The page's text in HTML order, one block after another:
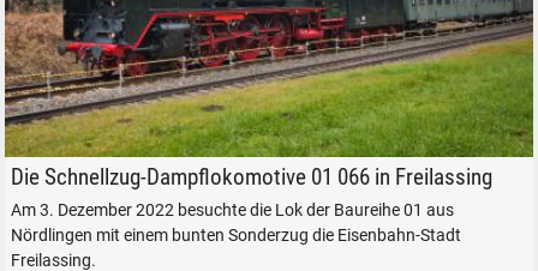
Die 01 verspätet unterwegs nach Freilassing, zwischen Teisendorf und
Die Schnellzug-Dampflokomotive 01 066 in Freilassing
Am 3. Dezember 2022 besuchte die Lok der Baureihe 01 aus
Nördlingen mit einem bunten Sonderzug die Eisenbahn-Stadt
Freilassing.